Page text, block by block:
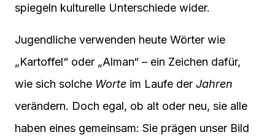
spiegeln kulturelle Unterschiede wider.
Jugendliche verwenden heute Wörter wie
„Kartoffel“ oder „Alman“ – ein Zeichen dafür,
wie sich solche Worte im Laufe der Jahren
verändern. Doch egal, ob alt oder neu, sie alle
haben eines gemeinsam: Sie prägen unser Bild